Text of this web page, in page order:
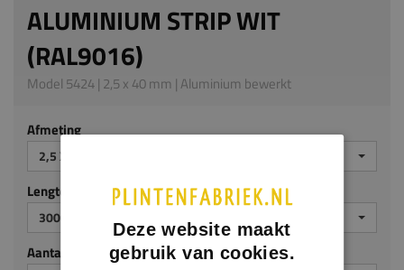
ALUMINIUM STRIP WIT
(RAL9016)
Model 5424 | 2,5 x 40 mm | Aluminium bewerkt
Afmeting
2,5 X 40 MM
Lengte (mm)
3000
Aantal stuks
Deze website maakt
gebruik van cookies.